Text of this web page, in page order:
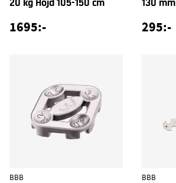
20 kg Höjd 105-150 cm
1695:-
130 mm
295:-
BBB BBB